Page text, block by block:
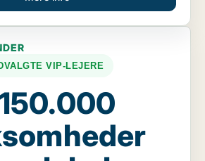
VIP-LEJERE